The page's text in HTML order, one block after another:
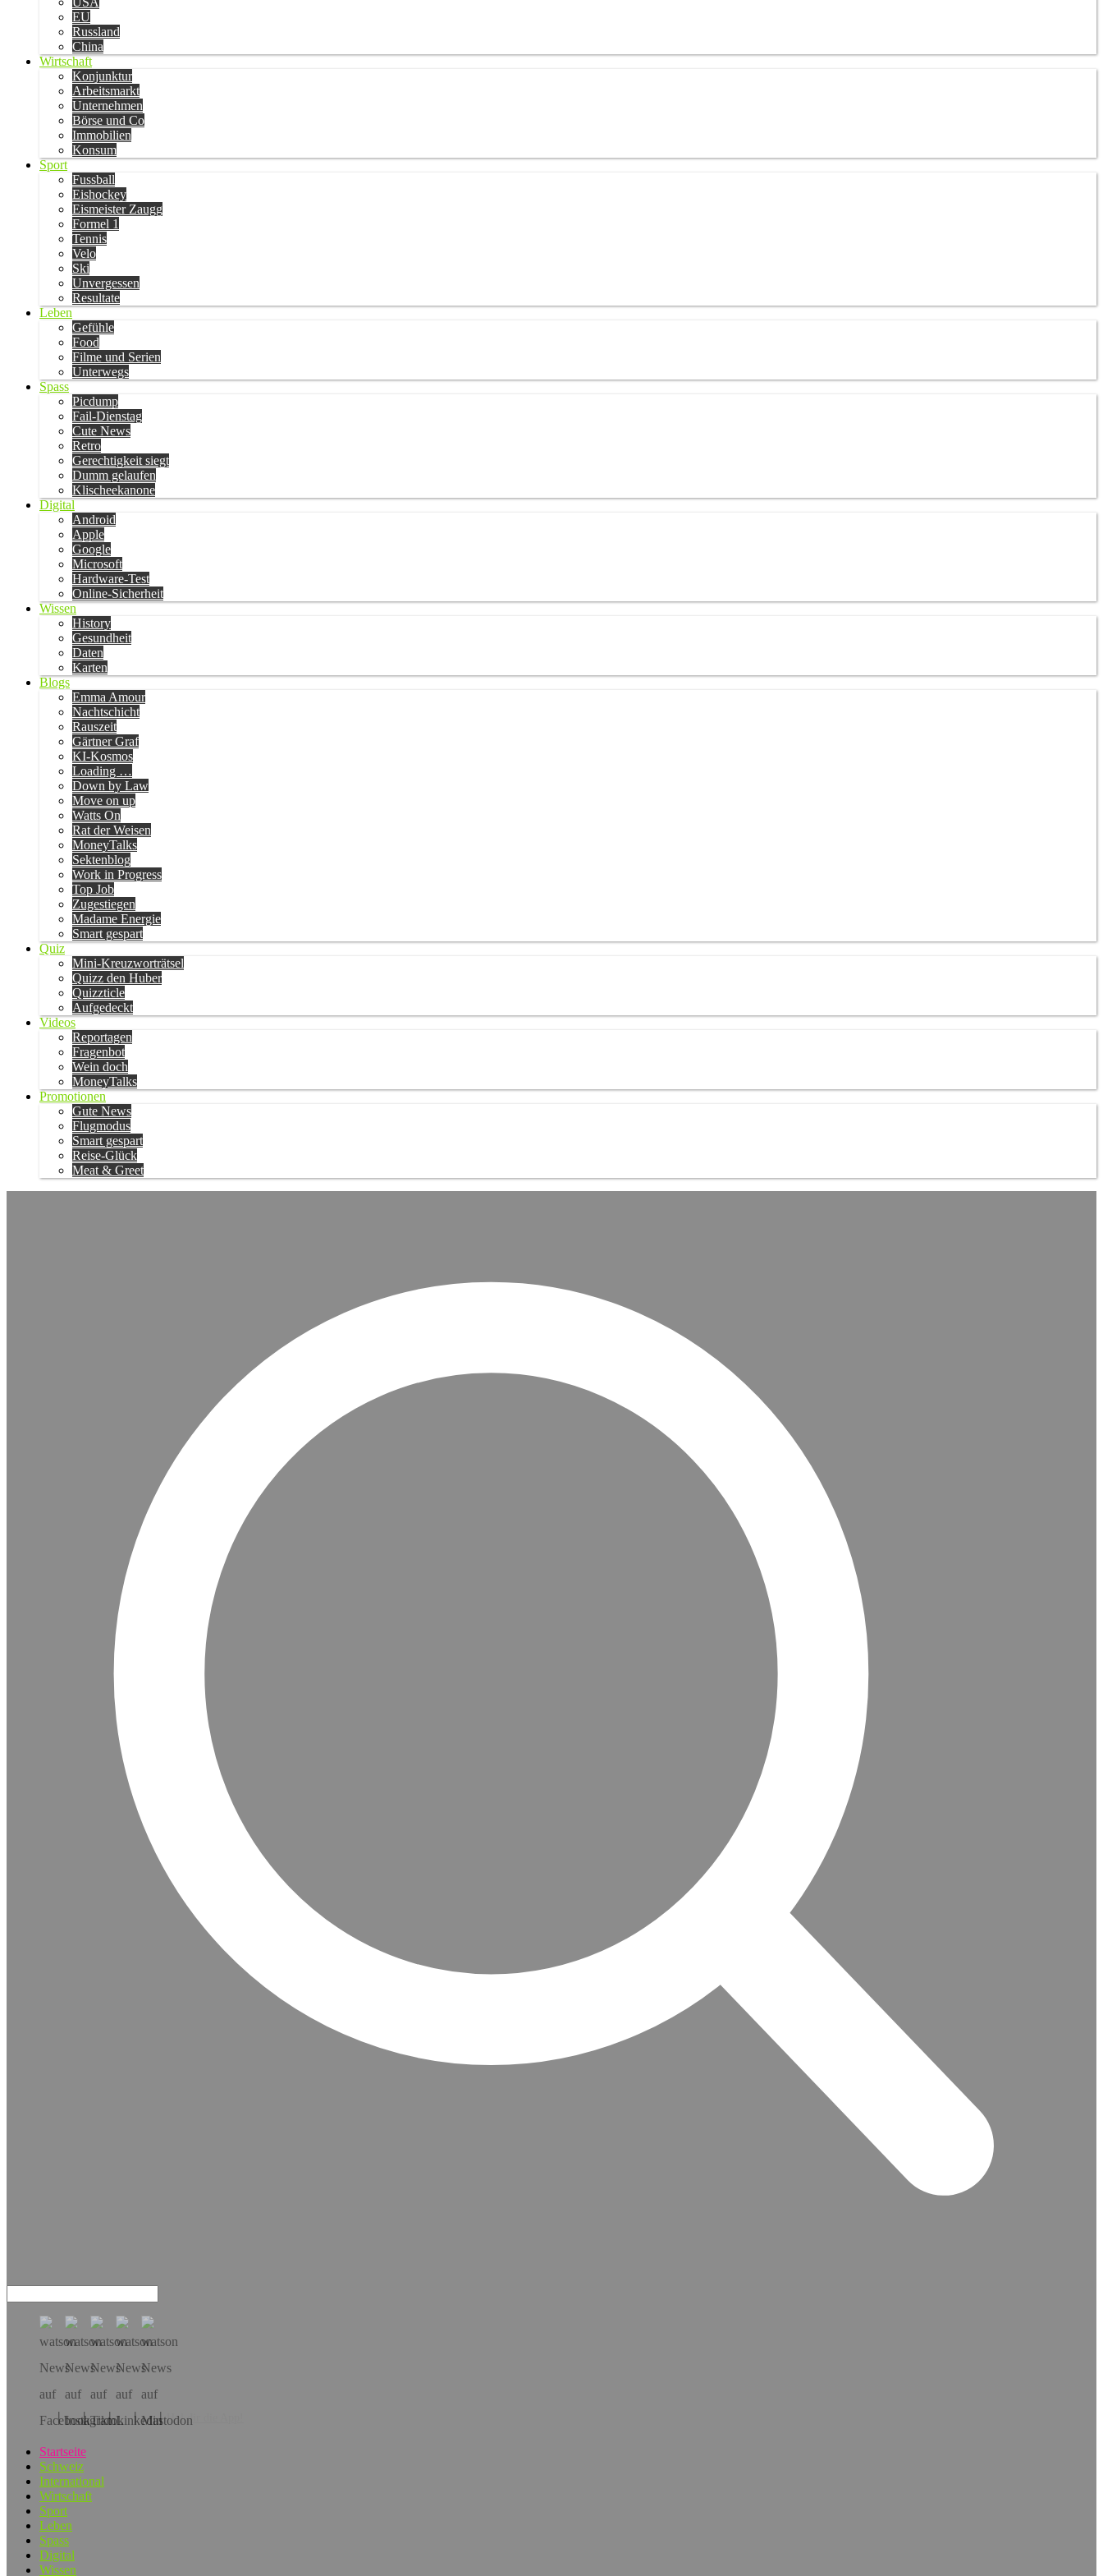
EU
Russland
China
Wirtschaft
Konjunktur
Arbeitsmarkt
Unternehmen
Börse und Co
Immobilien
Konsum
Sport
Fussball
Eishockey
Eismeister Zaugg
Formel 1
Tennis
Velo
Ski
Unvergessen
Resultate
Leben
Gefühle
Food
Filme und Serien
Unterwegs
Spass
Picdump
Fail-Dienstag
Cute News
Retro
Gerechtigkeit siegt
Dumm gelaufen
Klischeekanone
Digital
Android
Apple
Google
Microsoft
Hardware-Test
Online-Sicherheit
Wissen
History
Gesundheit
Daten
Karten
Blogs
Emma Amour
Nachtschicht
Rauszeit
Gärtner Graf
KI-Kosmos
Loading …
Down by Law
Move on up
Watts On
Rat der Weisen
MoneyTalks
Sektenblog
Work in Progress
Top Job
Zugestiegen
Madame Energie
Smart gespart
Quiz
Mini-Kreuzworträtsel
Quizz den Huber
Quizzticle
Aufgedeckt
Videos
Reportagen
Fragenbot
Wein doch
MoneyTalks
Promotionen
Gute News
Flugmodus
Smart gespart
Reise-Glück
Meat & Greet
Hol dir die App!
Startseite
Schweiz
International
Wirtschaft
Sport
Leben
Spass
Digital
Wissen